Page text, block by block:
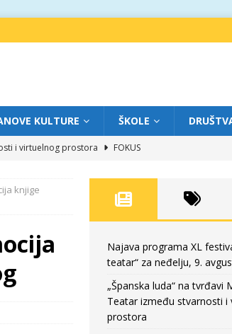
KULTURE ŠKOLE
i virtuelnog prostora
FOKUS
za onim što ne možemo do kraja da dokučimo
FOKUS
knjige
Najava programa XL
teatar“ za neđelju, 9.
„Španska luda“ na tvrđavi
Teatar između stvarnosti i
prostora